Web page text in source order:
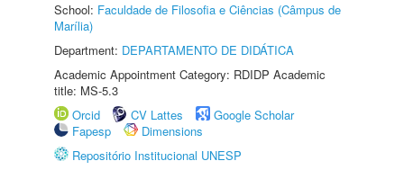
School: Faculdade de Filosofia e Ciências (Câmpus de
Marília)
Department: DEPARTAMENTO DE DIDÁTICA
Academic Appointment Category: RDIDP Academic
title: MS-5.3
Orcid
CV Lattes
Google Scholar
Fapesp
Dimensions
Repositório Institucional UNESP